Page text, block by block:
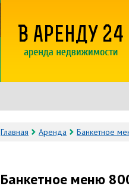
Главная Аренда Банкетное
Банкетное меню